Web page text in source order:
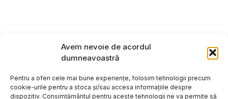
Avem nevoie de acordul
dumneavoastră
Pentru a oferi cele mai bune experiențe, folosim tehnologii precum
cookie-urile pentru a stoca și/sau accesa informațiile despre
dispozitiv. Consimțământul pentru aceste tehnologii ne va permite să